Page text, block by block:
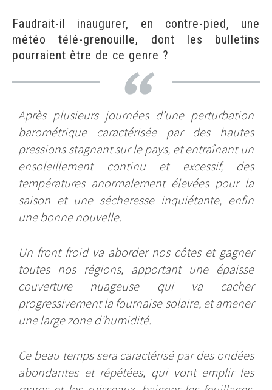
Faudrait-il inaugurer, en contre-pied, une
météo télé-grenouille, dont les bulletins
pourraient être de ce genre ?
Après plusieurs journées d’une perturbation
barométrique caractérisée par des hautes
pressions stagnant sur le pays, et entraînant un
ensoleillement continu et excessif, des
températures anormalement élevées pour la
saison et une sécheresse inquiétante, enfin
une bonne nouvelle.
Un front froid va aborder nos côtes et gagner
toutes nos régions, apportant une épaisse
couverture nuageuse qui va cacher
progressivement la fournaise solaire, et amener
une large zone d’humidité.
Ce beau temps sera caractérisé par des ondées
abondantes et répétées, qui vont emplir les